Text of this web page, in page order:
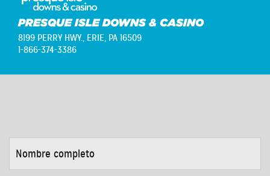
PRESQUE ISLE DOWNS & CASINO
8199 PERRY HWY., ERIE, PA 16509
1-866-374-3386
COMPLETO *